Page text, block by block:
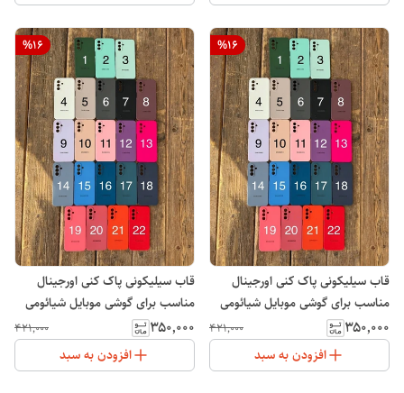
%16
قاب سیلیکونی پاک کنی اورجینال
مناسب برای گوشی موبایل شیائومی
پوکو Xiaomi POCO C65
۳۵۰٬۰۰۰ ۴۲۱٬۰۰۰
افزودن به سبد
%16
قاب سیلیکونی پاک کنی اورجینال
مناسب برای گوشی موبایل شیائومی
Xiaomi Redmi 13C
۳۵۰٬۰۰۰ ۴۲۱٬۰۰۰
افزودن به سبد